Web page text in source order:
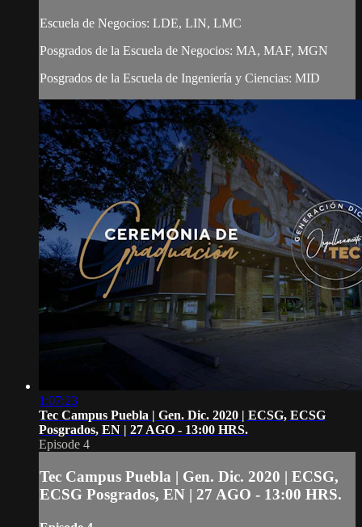
Escuela de Negocios: LDE, LIN, LMC
Posgrados de la Escuela de Negocios: MA, MAF, MGN
Posgrados de la Escuela de Ingeniería y Ciencias: MID
1:07:23
Tec Campus Puebla | Gen. Dic. 2020 | ECSG, ECSG
Posgrados, EN | 27 AGO - 13:00 HRS.
Episode 4
Tec Campus Puebla | Gen. Dic. 2020 | ECSG,
ECSG Posgrados, EN | 27 AGO - 13:00 HRS.